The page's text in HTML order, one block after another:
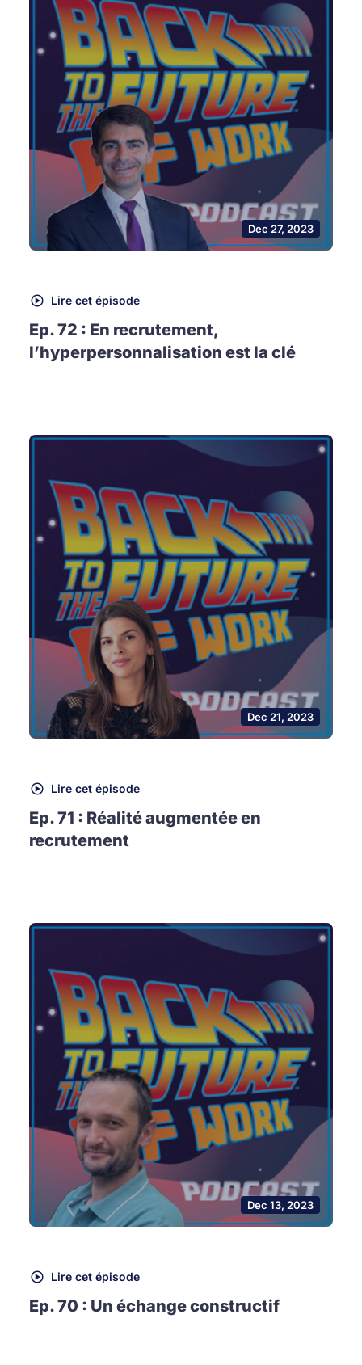
Dec 27, 2023
Lire cet épisode
Ep. 72 : En recrutement,
l’hyperpersonnalisation est la clé
Dec 21, 2023
Lire cet épisode
Ep. 71 : Réalité augmentée en
recrutement
Dec 13, 2023
Lire cet épisode
Ep. 70 : Un échange constructif